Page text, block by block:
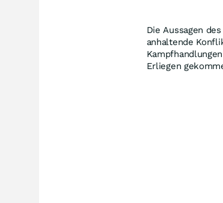
Die Aussagen
anhaltende
Erliegen